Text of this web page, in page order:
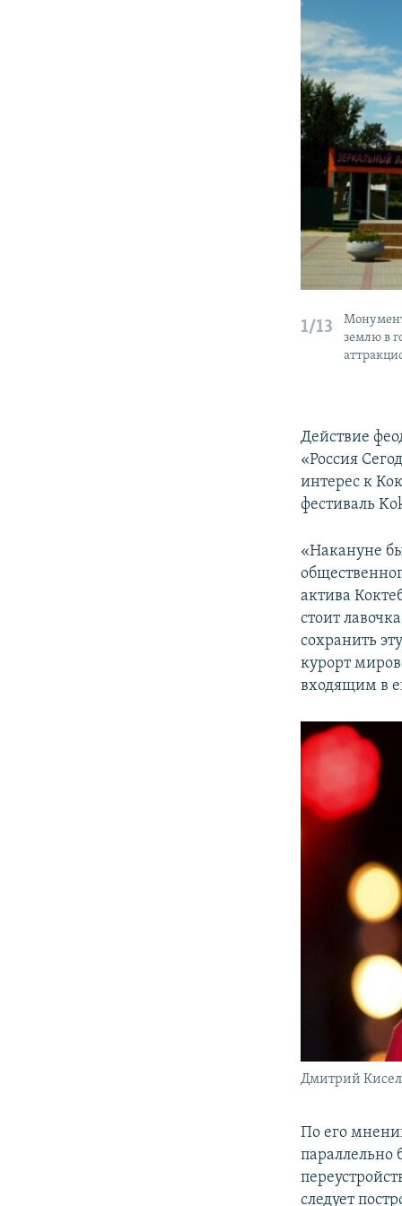
1/13
землю в
Действие
«Россия
интерес к
фестиваль
«Накануне
актива
стоит
сохранить
курорт
входящим в
Дмитрий
По его
параллельно
следует